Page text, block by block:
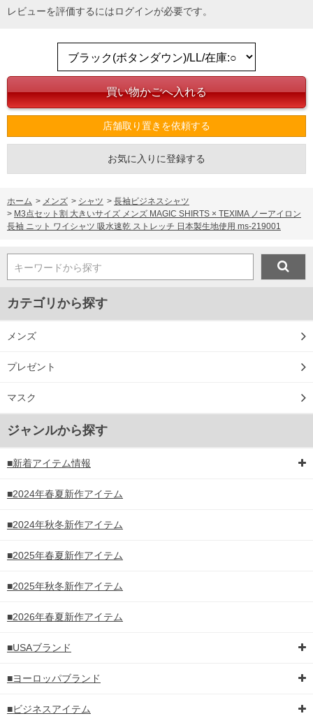
レビューを評価するにはログインが必要です。
店舗取り置きを依頼する
お気に入りに登録する
ホーム > メンズ > シャツ > 長袖ビジネスシャツ
> M3点セット割 大きいサイズ メンズ MAGIC SHIRTS × TEXIMA ノーアイロン
長袖 ニット ワイシャツ 吸水速乾 ストレッチ 日本製生地使用 ms-219001
キーワードから探す
カテゴリから探す
メンズ
プレゼント
マスク
ジャンルから探す
■新着アイテム情報
■2024年春夏新作アイテム
■2024年秋冬新作アイテム
■2025年春夏新作アイテム
■2025年秋冬新作アイテム
■2026年春夏新作アイテム
■USAブランド
■ヨーロッパブランド
■ビジネスアイテム